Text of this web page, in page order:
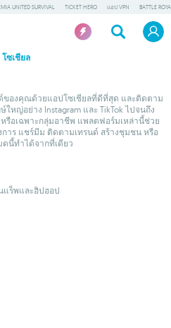
UNITED SURVIVAL TICKET HERO แอป VPN BATTLE
โซเชียล
ของคุณด้วยแอปโซเชียลที่ดีที่สุด และติดตาม
ญ่อย่าง Instagram และ TikTok ไปจนถึง
รือเฉพาะกลุ่มอาชีพ แพลตฟอร์มเหล่านี้ช่วย
าร แชร์มีม ติดตามเทรนด์ สร้างชุมชน หรือ
นี้ทำได้จากที่เดียว
ร็พและฮิปฮอป